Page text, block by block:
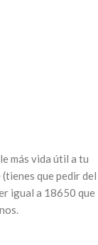
más vida útil a tu
que pedir del
igual a 18650 que